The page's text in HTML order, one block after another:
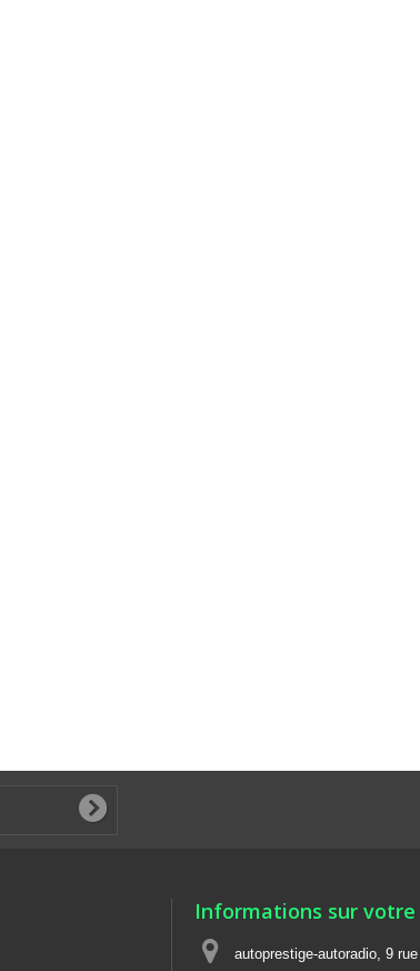
Informations sur
autoprestige-autoradio, 9